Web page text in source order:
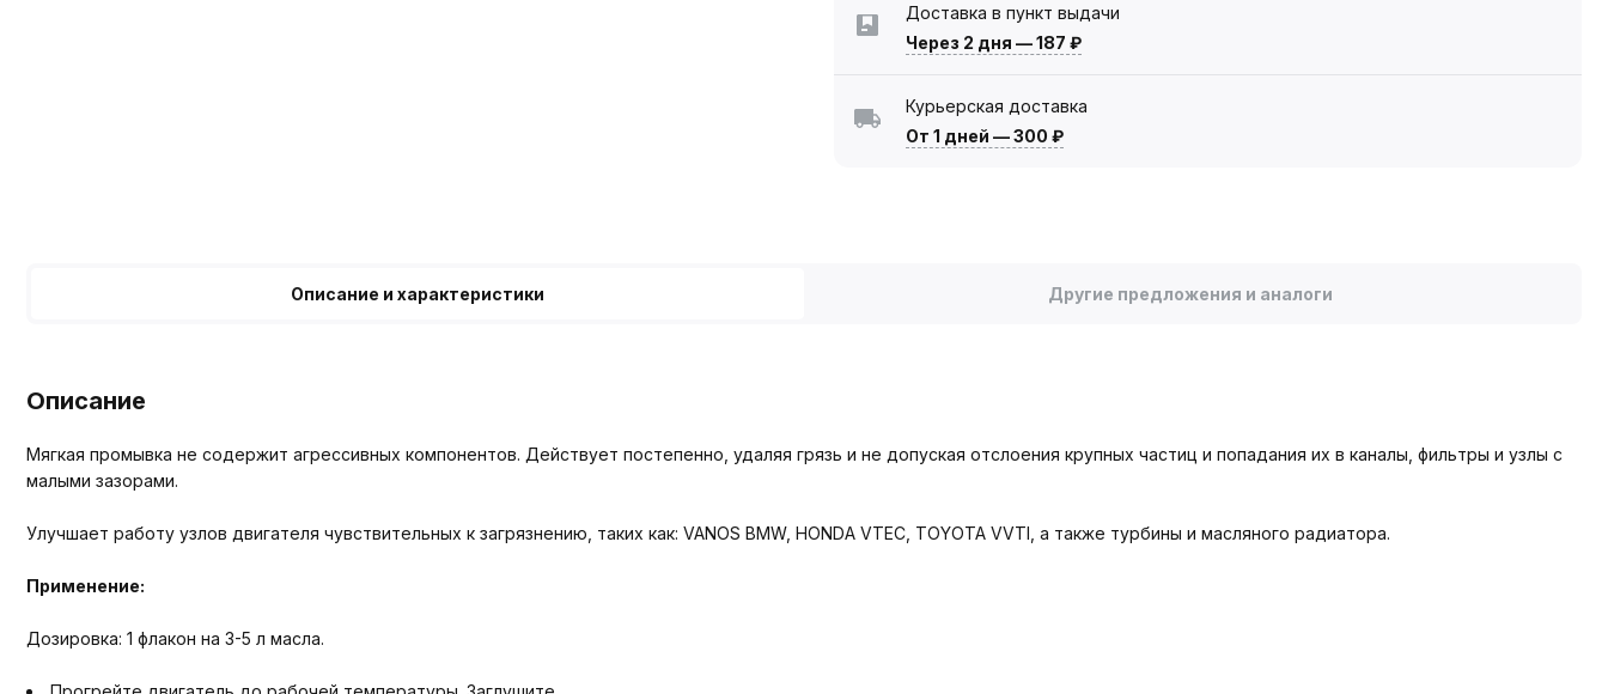
Доставка в пункт выдачи
Через 2 дня —187 ₽
Курьерская доставка
От 1 дней —300 ₽
Описание и характеристики Другие предложения и аналоги
Описание
Мягкая промывка не содержит агрессивных компонентов. Действует постепенно, удаляя грязь и не допуская отслоения крупных частиц и попадания их в каналы, фильтры и узлы с
малыми зазорами.
Улучшает работу узлов двигателя чувствительных к загрязнению, таких как: VANOS BMW, HONDA VTEC, TOYOTA VVTI, а также турбины и масляного радиатора.
Применение:
Дозировка: 1 флакон на 3-5 л масла.